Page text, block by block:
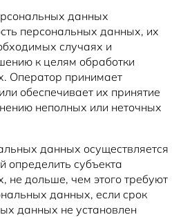
данных
персональных данных, их
случаях и
к целям обработки
Оператор принимает
обеспечивает их принятие
неполных или неточных
данных осуществляется
субъекта
не дольше, чем этого требуют
данных, если срок
данных не установлен